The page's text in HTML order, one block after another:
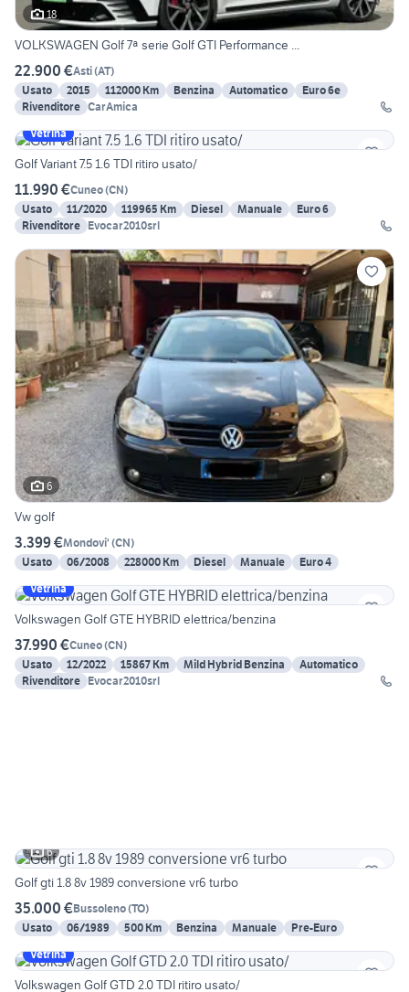
18
VOLKSWAGEN Golf 7ª serie Golf GTI Performance ...
22.900 €Asti(AT)
Usato
2015 112000 Km Benzina Automatico
Euro 6e
Rivenditore CarAmica
Vetrina
Golf Variant 7.5 1.6 TDI ritiro usato/
11.990 €Cuneo(CN)
Usato
11/2020 119965 Km Diesel Manuale
Euro 6
Rivenditore Evocar2010srl
6
Vw golf
3.399 €Mondovi' (CN)
Usato
06/2008 228000 Km Diesel Manuale
Euro 4
Vetrina
Volkswagen Golf GTE HYBRID elettrica/benzina
37.990 €Cuneo(CN)
Usato
12/2022 15867 Km Mild Hybrid Benzina
Automatico
Rivenditore Evocar2010srl
6
Golf gti 1.8 8v 1989 conversione vr6 turbo
35.000 €Bussoleno(TO)
Usato
06/1989 500 Km Benzina Manuale
Pre-Euro
Vetrina
Volkswagen Golf GTD 2.0 TDI ritiro usato/